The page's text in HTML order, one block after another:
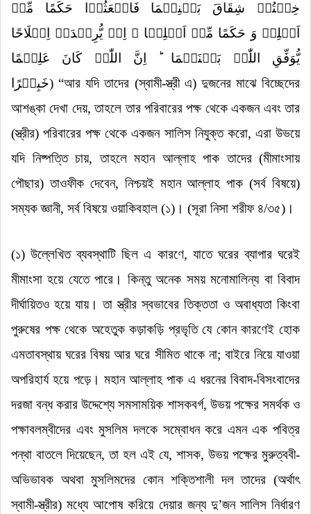
خِفۡتُمۡ شِقَاقَ بَیۡنِہِمَا فَابۡعَثُوۡا حَکَمًا مِّنۡ
اَہۡلِہٖ وَ حَکَمًا مِّنۡ اَہۡلِہَا ۚ اِنۡ یُّرِیۡدَاۤ اِصۡلَاحًا
یُّوَفِّقِ اللّٰہُ بَیۡنَہُمَا ؕ اِنَّ اللّٰہَ کَانَ عَلِیۡمًا
خَبِیۡرًا) “আর যদি তাদের (স্বামী-স্ত্রী এ) দুজনের মাঝে বিচ্ছেদের
আশঙ্কা দেখা দেয়, তাহলে তার পরিবারের পক্ষ থেকে একজন এবং তার
(স্ত্রীর) পরিবারের পক্ষ থেকে একজন সালিস নিযুক্ত করো, এরা উভয়ে
যদি নিষ্পত্তি চায়, তাহলে মহান আল্লাহ পাক তাদের (মীমাংসায়
পৌছার) তাওফীক দেবেন, নিশ্চয়ই মহান আল্লাহ পাক (সর্ব বিষয়ে)
সম্যক জ্ঞানী, সর্ব বিষয়ে ওয়াকিবহাল (১) । (সূরা নিসা শরীফ ৪/৩৫)।
(১) উল্লেখিত ব্যবস্থাটি ছিল এ কারণে, যাতে ঘরের ব্যাপার ঘরেই
মীমাংসা হয়ে যেতে পারে। কিন্তু অনেক সময় মনোমালিন্য বা বিবাদ
দীর্ঘায়িতও হয়ে যায়। তা স্ত্রীর স্বভাবের তিক্ততা ও অবাধ্যতা কিংবা
পুরুষের পক্ষ থেকে অহেতুক কড়াকড়ি প্রভৃতি যে কোন কারণেই হোক
এমতাবস্থায় ঘরের বিষয় আর ঘরে সীমিত থাকে না; বাইরে নিয়ে যাওয়া
অপরিহার্য হয়ে পড়ে। মহান আল্লাহ পাক এ ধরনের বিবাদ-বিসংবাদের
দরজা বন্ধ করার উদ্দেশ্যে সমসাময়িক শাসকবর্গ, উভয় পক্ষের সমর্থক ও
পক্ষাবলম্বীদের এবং মুসলিম দলকে সম্বোধন করে এমন এক পবিত্র
পন্থা বাতলে দিয়েছেন, তা হল এই যে, শাসক, উভয় পক্ষের মুরুত্ববী-
অভিভাবক অথবা মুসলিমদের কোন শক্তিশালী দল তাদের (অর্থাৎ
স্বামী-স্ত্রীর) মধ্যে আপোষ করিয়ে দেয়ার জন্য দু’জন সালিস নির্ধারণ